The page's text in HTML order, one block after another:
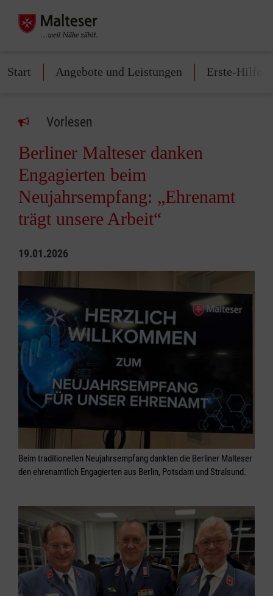
Start Angebote und Leistungen Erste-Hilfe-
Vorlesen
Berliner Malteser danken
Engagierten beim
Neujahrsempfang: „Ehrenamt
trägt unsere Arbeit“
19.01.2026
Beim traditionellen Neujahrsempfang dankten die Berliner Malteser
den ehrenamtlich Engagierten aus Berlin, Potsdam und Stralsund.